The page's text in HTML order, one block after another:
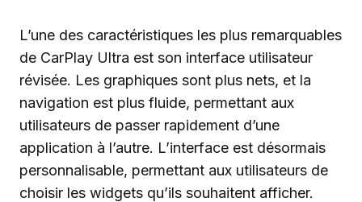
L’une des caractéristiques les plus remarquables
de CarPlay Ultra est son interface utilisateur
révisée. Les graphiques sont plus nets, et la
navigation est plus fluide, permettant aux
utilisateurs de passer rapidement d’une
application à l’autre. L’interface est désormais
personnalisable, permettant aux utilisateurs de
choisir les widgets qu’ils souhaitent afficher.